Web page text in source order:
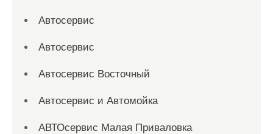
Автосервис
Автосервис
Автосервис Восточный
Автосервис и Автомойка
АВТОсервис Малая Приваловка